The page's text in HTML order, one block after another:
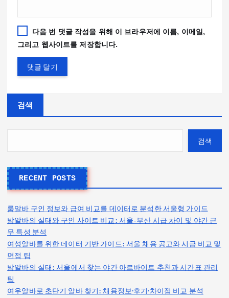
다음 번 댓글 작성을 위해 이 브라우저에 이름, 이메일,
그리고 웹사이트를 저장합니다.
검색
검색
RECENT POSTS
룸알바 구인 정보와 급여 비교를 데이터로 분석한 서울형 가이드
밤알바의 실태와 구인 사이트 비교: 서울-부산 시급 차이 및 야간 근
무 특성 분석
여성알바를 위한 데이터 기반 가이드: 서울 채용 공고와 시급 비교 및
면접 팁
밤알바의 실태: 서울에서 찾는 야간 아르바이트 추천과 시간표 관리
팁
여우알바로 초단기 알바 찾기: 채용정보·후기·차이점 비교 분석